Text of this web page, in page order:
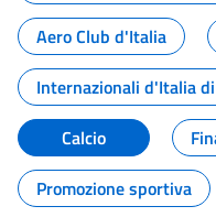
Aero Club d'Italia
Internazionali d'Italia
Calcio
Promozione sportiva